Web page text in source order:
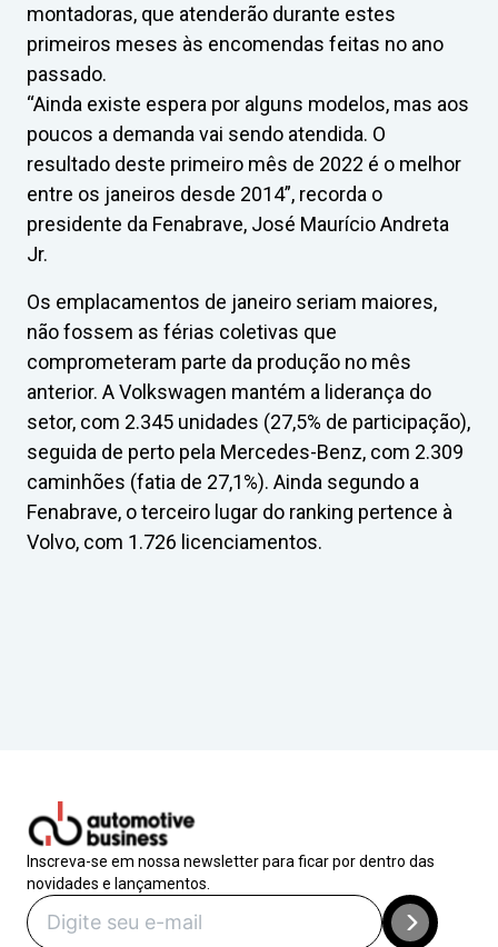
montadoras, que atenderão durante estes
primeiros meses às encomendas feitas no ano
passado.
“Ainda existe espera por alguns modelos, mas aos
poucos a demanda vai sendo atendida. O
resultado deste primeiro mês de 2022 é o melhor
entre os janeiros desde 2014”, recorda o
presidente da Fenabrave, José Maurício Andreta
Jr.
Os emplacamentos de janeiro seriam maiores,
não fossem as férias coletivas que
comprometeram parte da produção no mês
anterior. A Volkswagen mantém a liderança do
setor, com 2.345 unidades (27,5% de participação),
seguida de perto pela Mercedes-Benz, com 2.309
caminhões (fatia de 27,1%). Ainda segundo a
Fenabrave, o terceiro lugar do ranking pertence à
Volvo, com 1.726 licenciamentos.
Inscreva-se em nossa newsletter para ficar por dentro das
novidades e lançamentos.